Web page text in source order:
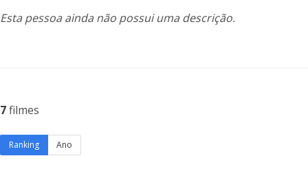
Esta pessoa ainda não possui uma descrição.
7filmes
Ranking Ano